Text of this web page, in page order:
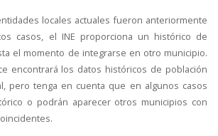
locales actuales fueron anteriormente
casos, el INE proporciona un histórico de
el momento de integrarse en otro municipio.
encontrará los datos históricos de población
pero tenga en cuenta que en algunos casos
o podrán aparecer otros municipios con